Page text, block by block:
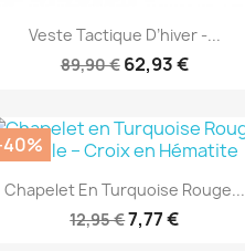
Aperçu rapide
Veste Tactique D’hiver -...
89,90 € 62,93 €
Aperçu rapide
Chapelet En Turquoise Rouge...
12,95 €7,77 €